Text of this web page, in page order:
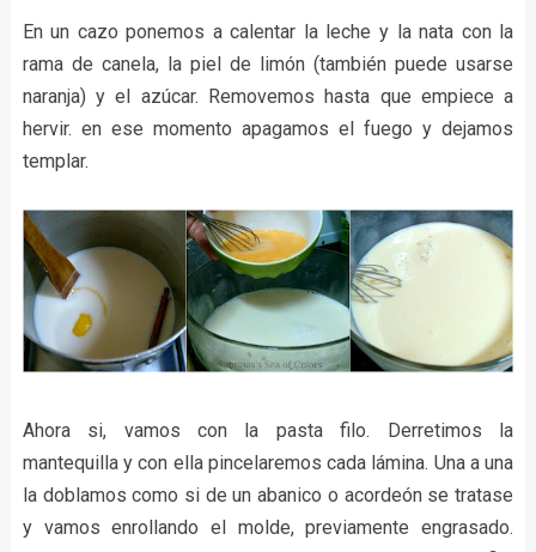
En un cazo ponemos a calentar la leche y la nata con la
rama de canela, la piel de limón (también puede usarse
naranja) y el azúcar. Removemos hasta que empiece a
hervir. en ese momento apagamos el fuego y dejamos
templar.
Ahora si, vamos con la pasta filo. Derretimos la
mantequilla y con ella pincelaremos cada lámina. Una a una
la doblamos como si de un abanico o acordeón se tratase
y vamos enrollando el molde, previamente engrasado.